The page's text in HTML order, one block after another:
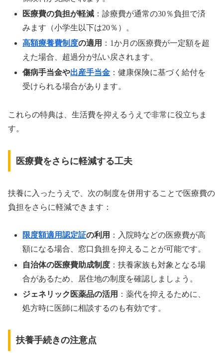
医療費の負担が軽減 ：診療費が通常の30％負担で済
みます（小学生以下は20％）。
高額療養費制度の適用 ：1か月の医療費が一定額を超
えた場合、超過分が払い戻されます。
傷病手当金や出産手当金 ：健康保険に基づく給付を
受けられる場合があります。
これらの特典は、生活費を抑えるうえで非常に役立ちま
す。
医療費をさらに軽減する工夫
扶養に入ったうえで、次の制度を併用することで医療費の
負担をさらに軽減できます：
限度額適用認定証の利用 ：入院時などの医療費が高
額になる場合、窓口負担を抑えることが可能です。
自治体の医療費助成制度 ：扶養家族も対象となる場
合があるため、居住地の制度を確認しましょう。
ジェネリック医薬品の活用 ：薬代を抑えるために、
処方時に医師に相談するのも有効です。
扶養手続きの注意点